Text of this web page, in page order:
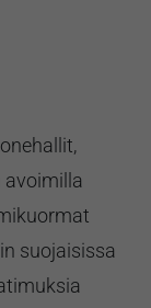
avoimilla
suojaisissa